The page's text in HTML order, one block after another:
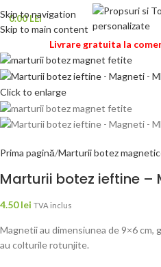
Skip to navigation
Skip to main content
0.00LEI
Livrare gratuita la
Click to enlarge
Prima pagină Marturii botez
Marturii botez ieftine –
4.50lei TVA inclus
Magnetii au dimensiunea de 9×6 cm,
au colturile rotunjite.